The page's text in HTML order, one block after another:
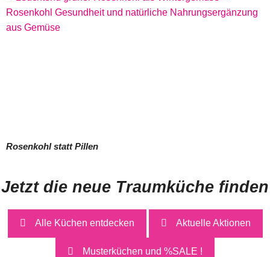
Rosenkohl statt Pillen
Jetzt die neue Traumküche finden
Alle Küchen entdecken Aktuelle Aktionen
Musterküchen und %SALE !